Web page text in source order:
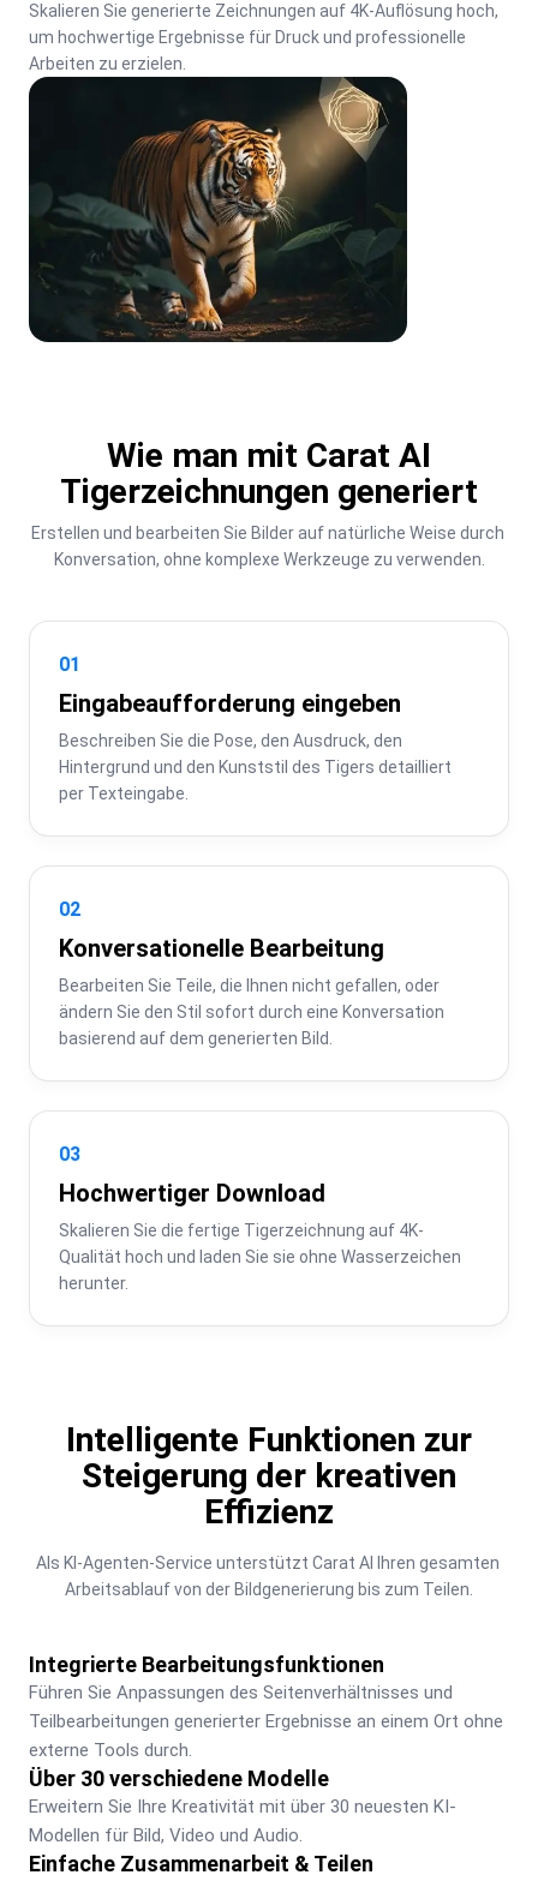
Skalieren Sie generierte Zeichnungen auf 4K-Auflösung hoch,
um hochwertige Ergebnisse für Druck und professionelle
Arbeiten zu erzielen.
Wie man mit Carat AI
Tigerzeichnungen generiert
Erstellen und bearbeiten Sie Bilder auf natürliche Weise durch
Konversation, ohne komplexe Werkzeuge zu verwenden.
01
Eingabeaufforderung eingeben
Beschreiben Sie die Pose, den Ausdruck, den
Hintergrund und den Kunststil des Tigers detailliert
per Texteingabe.
02
Konversationelle Bearbeitung
Bearbeiten Sie Teile, die Ihnen nicht gefallen, oder
ändern Sie den Stil sofort durch eine Konversation
basierend auf dem generierten Bild.
03
Hochwertiger Download
Skalieren Sie die fertige Tigerzeichnung auf 4K-
Qualität hoch und laden Sie sie ohne Wasserzeichen
herunter.
Intelligente Funktionen zur
Steigerung der kreativen
Effizienz
Als KI-Agenten-Service unterstützt Carat AI Ihren gesamten
Arbeitsablauf von der Bildgenerierung bis zum Teilen.
Integrierte Bearbeitungsfunktionen
Führen Sie Anpassungen des Seitenverhältnisses und
Teilbearbeitungen generierter Ergebnisse an einem Ort ohne
externe Tools durch.
Über 30 verschiedene Modelle
Erweitern Sie Ihre Kreativität mit über 30 neuesten KI-
Modellen für Bild, Video und Audio.
Einfache Zusammenarbeit & Teilen